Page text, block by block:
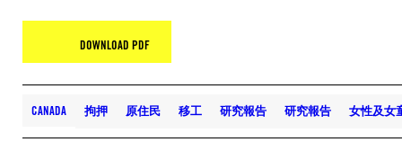
DOWNLOAD PDF
CANADA 拘押 原住民 移工 研究報告 研究報告 女性及女